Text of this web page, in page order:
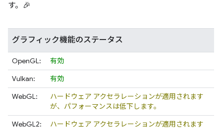
す。🎉
グラフィック機能のステータス
OpenGL:
有効
Vulkan:
有効
WebGL:
ハードウェア アクセラレーションが適用されます
が、パフォーマンスは低下します。
WebGL2:
ハードウェア アクセラレーションが適用されます